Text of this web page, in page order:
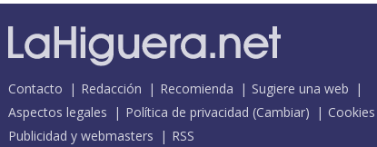
Contacto Redacción Recomienda
Sugiere una web
Aspectos legales
Política de privacidad (Cambiar)
Cookies
Publicidad y webmasters
RSS